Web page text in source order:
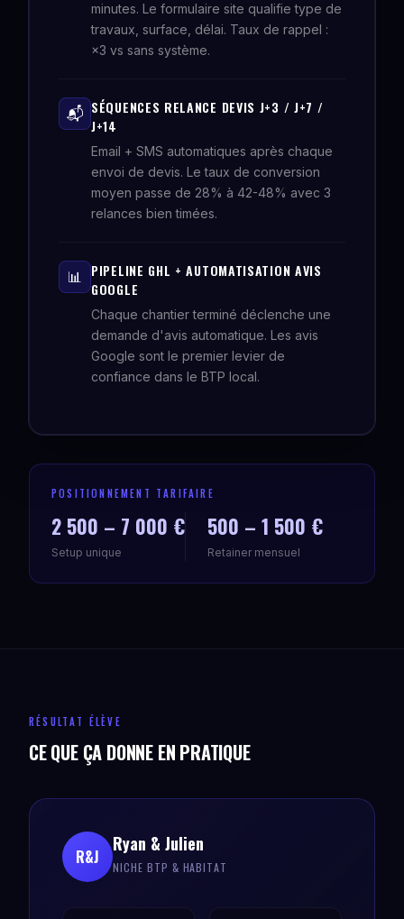
minutes. Le formulaire site qualifie type de
travaux, surface, délai. Taux de rappel :
×3 vs sans système.
📬 SÉQUENCES RELANCE DEVIS J+3 / J+7 /
J+14
Email + SMS automatiques après chaque
envoi de devis. Le taux de conversion
moyen passe de 28% à 42-48% avec 3
relances bien timées.
📊 PIPELINE GHL + AUTOMATISATION AVIS
GOOGLE
Chaque chantier terminé déclenche une
demande d'avis automatique. Les avis
Google sont le premier levier de
confiance dans le BTP local.
POSITIONNEMENT TARIFAIRE
2 500 – 7 000 €
Setup unique
500 – 1 500 €
Retainer mensuel
RÉSULTAT ÉLÈVE
CE QUE ÇA DONNE EN PRATIQUE
R&J
Ryan & Julien
NICHE BTP & HABITAT